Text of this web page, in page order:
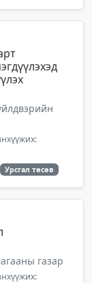
Урсгал төсөв
газар